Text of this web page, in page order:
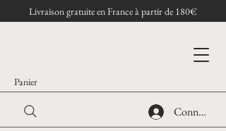
Livraison gratuite en France à partir de 180€
Panier
Connexion